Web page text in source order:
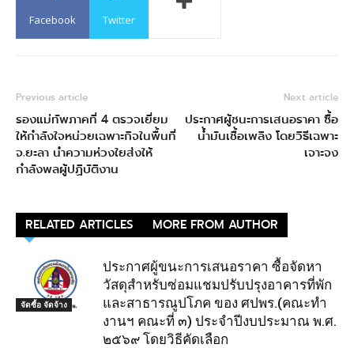
Facebook Twitter
Previous article
รองแม่ทัพภาคที่ 4 ตรวจเยี่ยม
ให้กำลังใจหน่วยเฉพาะกิจในพื้นที่
จ.ยะลา นำความห่วงใยส่งให้
กำลังพลผู้ปฏิบัติงาน
Next article
ประกาศผู้ชนะการเสนอราคา ซื้อ
น้ำมันเชื้อเพลิง โดยวิธีเฉพาะ
เจาะจง
RELATED ARTICLES MORE FROM AUTHOR
จัดซื้อ จัดจ้าง
ประกาศผู้ขนะการเสนอราคา ซื้อจัดหา
วัสดุสำหรับซ่อมแชมปรับปรุงอาคารที่พัก
และสาธารณูปโภค ของ ศปพร.(คณะทำ
งานฯ คณะที่ ๓) ประจำปีงบประมาณ พ.ศ.
๒๕๖๙ โดยวิธีคัดเลือก